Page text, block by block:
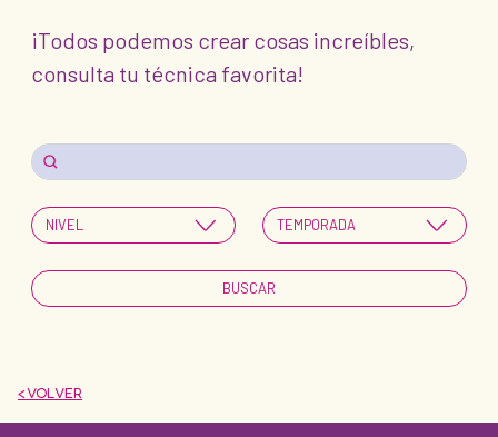
¡Todos podemos crear cosas increíbles,
consulta tu técnica favorita!
< VOLVER